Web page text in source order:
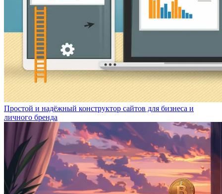
Простой и надёжный конструктор сайтов для бизнеса и
личного бренда